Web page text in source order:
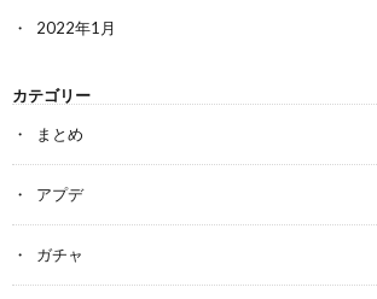
2022年1月
カテゴリー
まとめ
アプデ
ガチャ